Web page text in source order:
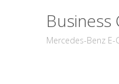
Business
Mercedes-Benz